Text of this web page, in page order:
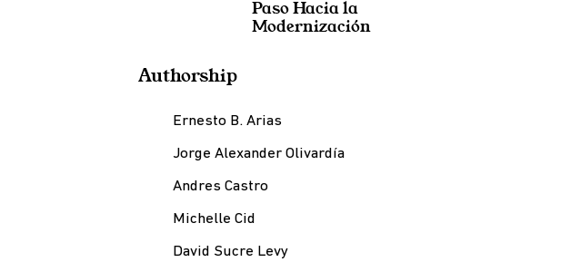
Paso Hacia la
Modernización
Authorship
Ernesto B. Arias
Jorge Alexander Olivardía
Andres Castro
Michelle Cid
David Sucre Levy